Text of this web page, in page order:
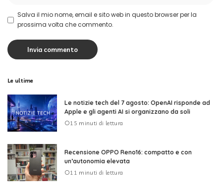
Salva il mio nome, email e sito web in questo browser per la
prossima volta che commento.
Le ultime
Le notizie tech del 7 agosto: OpenAI risponde ad
Apple e gli agenti AI si organizzano da soli
15 minuti di lettura
Recensione OPPO Reno16: compatto e con
un’autonomia elevata
11 minuti di lettura